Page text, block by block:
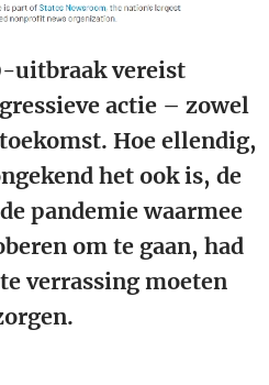
uitbraak vereist
actie – zowel
Hoe ellendig,
het ook is, de
pandemie waarmee
om te gaan, had
verrassing moeten